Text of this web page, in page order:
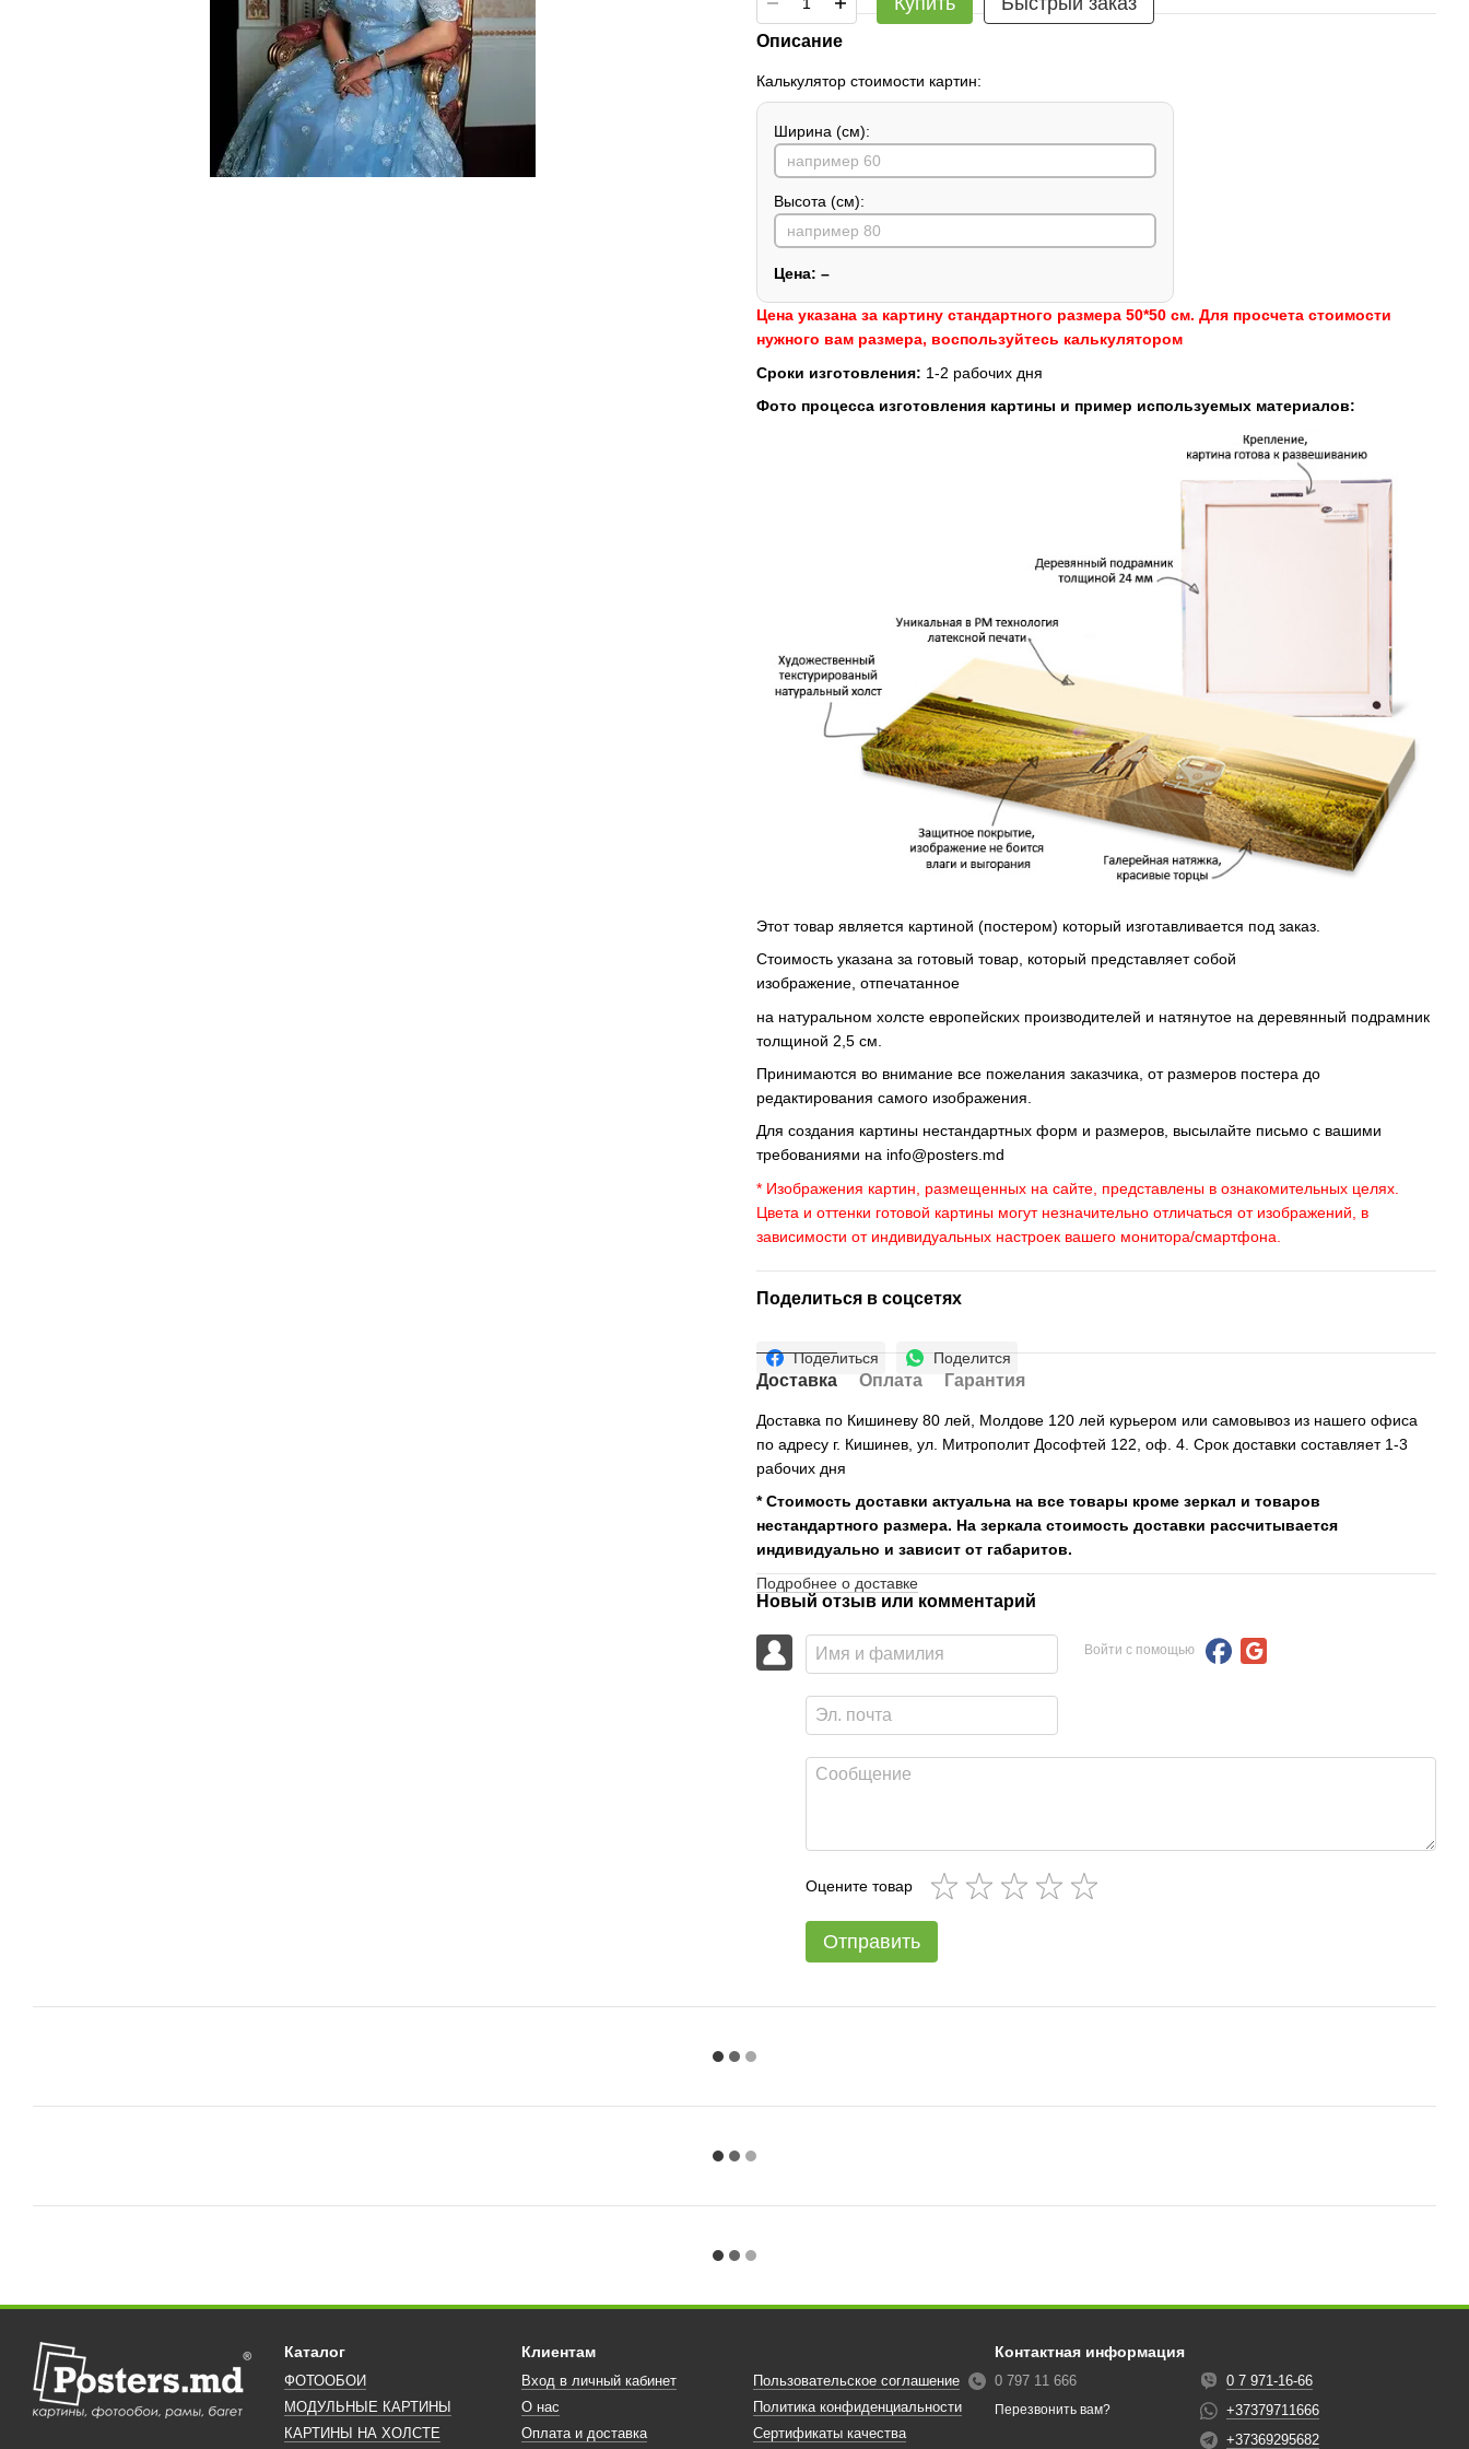
Описание
Калькулятор стоимости картин:
Ширина (см):
Высота (см):
Цена: –
Цена указана за картину стандартного размера 50*50 см. Для просчета стоимости
нужного вам размера, воспользуйтесь калькулятором
Сроки изготовления: 1-2 рабочих дня
Фото процесса изготовления картины и пример используемых материалов:
Этот товар является картиной (постером) который изготавливается под заказ.
Стоимость указана за готовый товар, который представляет собой
изображение, отпечатанное
на натуральном холсте европейских производителей и натянутое на деревянный подрамник
толщиной 2,5 см.
Принимаются во внимание все пожелания заказчика, от размеров постера до
редактирования самого изображения.
Для создания картины нестандартных форм и размеров, высылайте письмо c вашими
требованиями на info@posters.md
* Изображения картин, размещенных на сайте, представлены в ознакомительных целях.
Цвета и оттенки готовой картины могут незначительно отличаться от изображений, в
зависимости от индивидуальных настроек вашего монитора/смартфона.
Поделиться в соцсетях
Поделиться Поделится
Доставка Оплата Гарантия
Доставка по Кишиневу 80 лей, Молдове 120 лей курьером или самовывоз из нашего офиса
по адресу г. Кишинев, ул. Митрополит Дософтей 122, оф. 4. Срок доставки составляет 1-3
рабочих дня
* Стоимость доставки актуальна на все товары кроме зеркал и товаров
нестандартного размера. На зеркала стоимость доставки рассчитывается
индивидуально и зависит от габаритов.
Подробнее о доставке
Новый отзыв или комментарий
Войти с помощью
Оцените товар
Отправить
Каталог
ФОТООБОИ
МОДУЛЬНЫЕ КАРТИНЫ
КАРТИНЫ НА ХОЛСТЕ
Клиентам
Вход в личный кабинет
О нас
Оплата и доставка
Пользовательское соглашение
Политика конфиденциальности
Сертификаты качества
Контактная информация
0 797 11 666
Перезвонить вам?
0 7 971-16-66
+37379711666
+37369295682